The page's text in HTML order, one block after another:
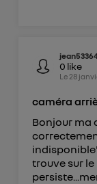
0 like
Le 28
caméra
Bonjour ma
trouve sur